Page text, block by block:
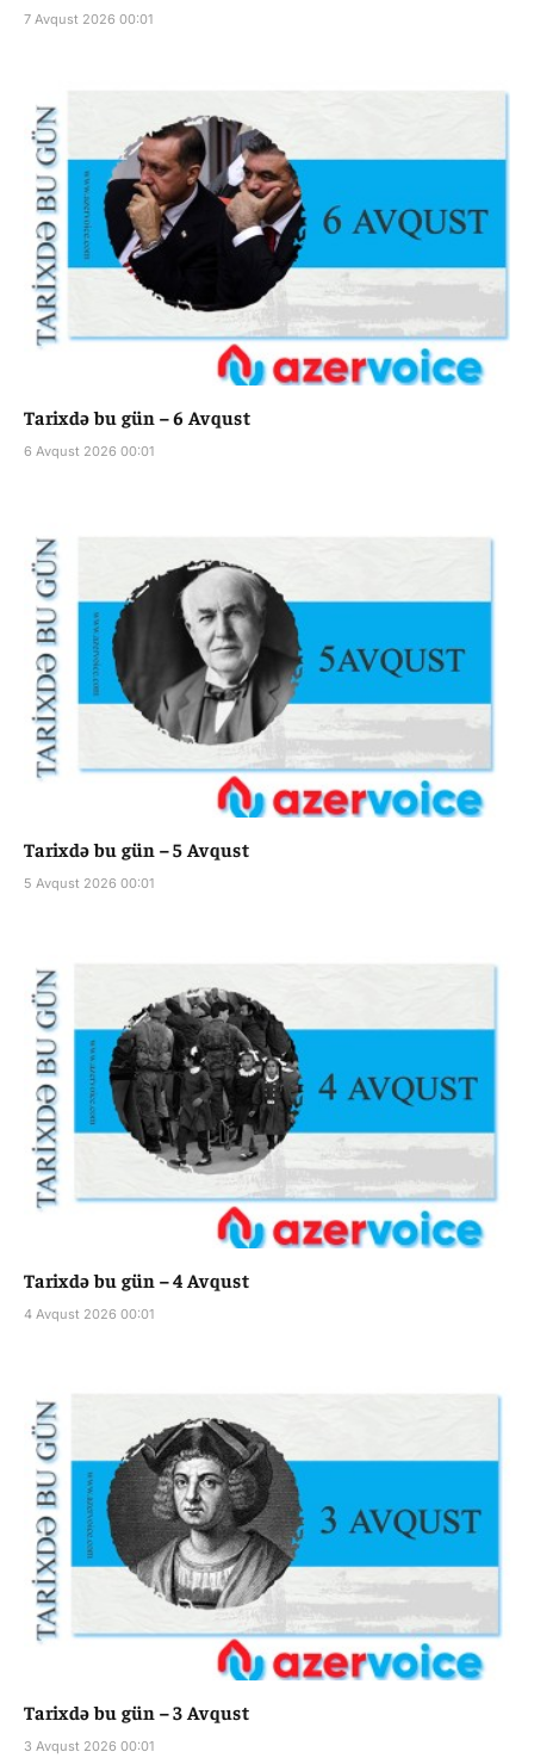
7 Avqust 2026 00:01
Tarixdə bu gün – 6 Avqust
6 Avqust 2026 00:01
Tarixdə bu gün – 5 Avqust
5 Avqust 2026 00:01
Tarixdə bu gün – 4 Avqust
4 Avqust 2026 00:01
Tarixdə bu gün – 3 Avqust
3 Avqust 2026 00:01